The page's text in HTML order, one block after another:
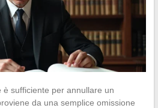
sufficiente per annullare un
da una semplice omissione